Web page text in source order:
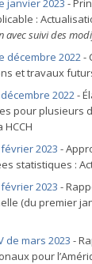
janvier 2023 -
:
avec suivi des
décembre 2022-
et travaux
2022-
pour plusieurs
2023 -
statistiques :
2023 -
(du premier
de mars 2023 -
pour